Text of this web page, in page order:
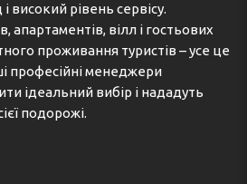
високий рівень сервісу.
апартаментів, вілл і гостьових
проживання туристів – усе це
професійні менеджери
ідеальний вибір і нададуть
подорожі.